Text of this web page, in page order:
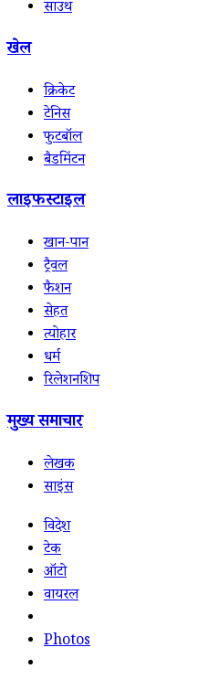
साउथ
खेल
क्रिकेट
टेनिस
फुटबॉल
बैडमिंटन
लाइफस्टाइल
खान-पान
ट्रैवल
फैशन
सेहत
त्योहार
धर्म
रिलेशनशिप
मुख्य समाचार
लेखक
साइंस
विदेश
टेक
ऑटो
वायरल
Photos